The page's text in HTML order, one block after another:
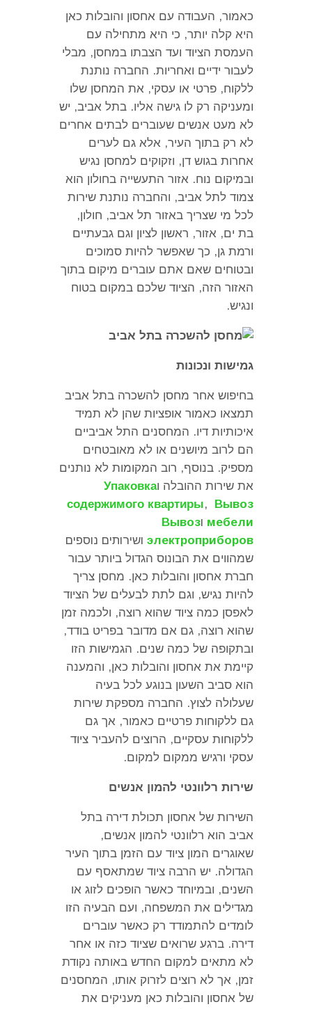
כאמור, העבודה עם אחסון והובלות כאן
היא קלה יותר, כי היא מתחילה עם
העמסת הציוד ועד הצבתו במחסן, מבלי
לעבור ידיים ואחריות. החברה נותנת
ללקוח, פרטי או עסקי, את המחסן שלו
ומעניקה רק לו גישה אליו. בתל אביב, יש
לא מעט אנשים שעוברים לבתים אחרים
לא רק בתוך העיר, אלא גם לערים
אחרות בגוש דן, וזקוקים למחסן נגיש
ובמיקום נוח. אזור התעשייה בחולון הוא
צמוד לתל אביב, והחברה נותנת שירות
לכל מי שצריך באזור תל אביב, חולון,
בת ים, אזור, ראשון לציון וגם גבעתיים
ורמת גן, כך שאפשר להיות סמוכים
ובטוחים שאם אתם עוברים מיקום בתוך
האזור הזה, הציוד שלכם במקום בטוח
ונגיש.
גמישות ונכונות
בחיפוש אחר מחסן להשכרה בתל אביב
תמצאו כאמור אופציות שהן לא תמיד
איכותיות דיו. המחסנים התל אביביים
הם לרוב מיושנים או לא מאובטחים
מספיק. בנוסף, רוב המקומות לא נותנים
את שירות ההובלה וУпаковка
содержимого квартиры,
Вывоз
мебели וВывоз
электроприборов ושירותים נוספים
שמהווים את הבונוס הגדול ביותר עבור
חברת אחסון והובלות כאן. מחסן צריך
להיות נגיש, וגם לתת לבעלים של הציוד
לאפסן כמה ציוד שהוא רוצה, ולכמה זמן
שהוא רוצה, גם אם מדובר בפריט בודד,
ובתקופה של כמה שנים. הגמישות הזו
קיימת את אחסון והובלות כאן, והמענה
הוא סביב השעון בנוגע לכל בעיה
שעלולה לצוץ. החברה מספקת שירות
גם ללקוחות פרטיים כאמור, אך גם
ללקוחות עסקיים, הרוצים להעביר ציוד
עסקי ורגיש ממקום למקום.
שירות רלוונטי להמון אנשים
השירות של אחסון תכולת דירה בתל
אביב הוא רלוונטי להמון אנשים,
שאוגרים המון ציוד עם הזמן בתוך העיר
הגדולה. יש הרבה ציוד שמתאסף עם
השנים, ובמיוחד כאשר הופכים לזוג או
מגדילים את המשפחה, ועם הבעיה הזו
לומדים להתמודד רק כאשר עוברים
דירה. ברגע שרואים שציוד כזה או אחר
לא מתאים למקום החדש באותה נקודת
זמן, אך לא רוצים לזרוק אותו, המחסנים
של אחסון והובלות כאן מעניקים את